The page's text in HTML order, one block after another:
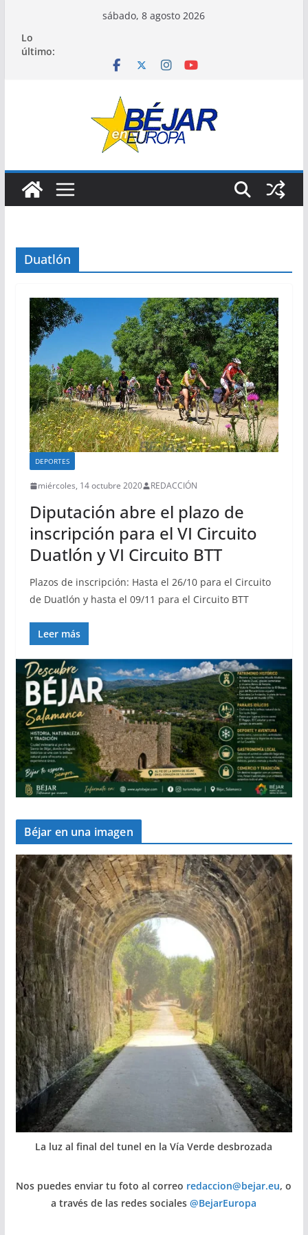
contenido
sábado, 8 agosto 2026
Lo
último:
Duatlón
DEPORTES
miércoles, 14 octubre 2020 REDACCIÓN
Diputación abre el plazo de
inscripción para el VI Circuito
Duatlón y VI Circuito BTT
Plazos de inscripción: Hasta el 26/10 para el Circuito
de Duatlón y hasta el 09/11 para el Circuito BTT
Leer más
Béjar en una imagen
La luz al final del tunel en la Vía Verde desbrozada
Nos puedes enviar tu foto al correo redaccion@bejar.eu, o
a través de las redes sociales@BejarEuropa